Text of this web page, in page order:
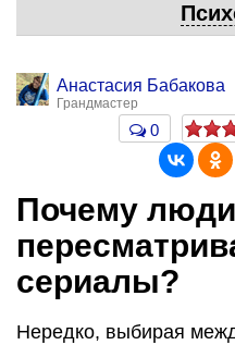
Анастасия Бабакова
Грандмастер
0
Почему люди
сериалы?
Нередко, выбирая